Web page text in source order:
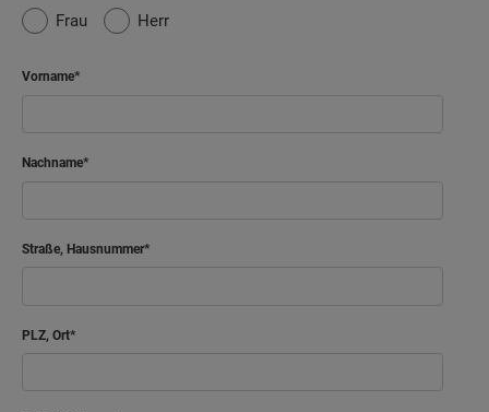
Frau Herr
Vorname
Nachname
Straße, Hausnummer
PLZ, Ort